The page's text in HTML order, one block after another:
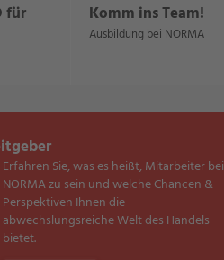
für Komm ins Team!
Ausbildung bei NORMA
Erfahren Sie, was es heißt, Mitarbeiter bei
NORMA zu sein und welche Chancen &
Perspektiven Ihnen die
abwechslungsreiche Welt des Handels
bietet.